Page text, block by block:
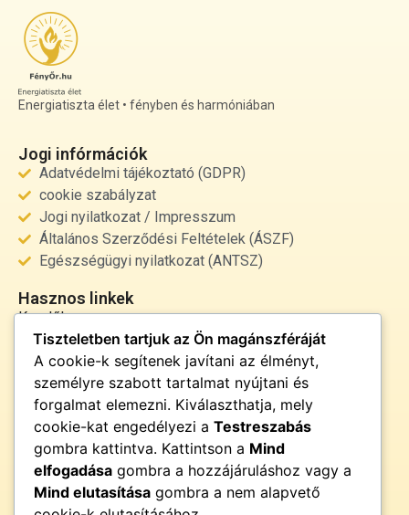
Energiatiszta élet • fényben és harmóniában
Jogi infórmációk
Adatvédelmi tájékoztató (GDPR)
cookie szabályzat
Jogi nyilatkozat / Impresszum
Általános Szerződési Feltételek (ÁSZF)
Egészségügyi nyilatkozat (ANTSZ)
Hasznos linkek
Kezdőlap
Rólunk
Szolgáltatások
Kapcsolat
Kapcsolat
info@fenyor.hu
+36 30 000 0000
Magyarország
Tiszteletben tartjuk az Ön magánszféráját
A cookie-k segítenek javítani az élményt,
személyre szabott tartalmat nyújtani és
forgalmat elemezni. Kiválaszthatja, mely
cookie-kat engedélyezi a Testreszabás
gombra kattintva. Kattintson a Mind
elfogadása gombra a hozzájáruláshoz vagy a
Mind elutasítása gombra a nem alapvető